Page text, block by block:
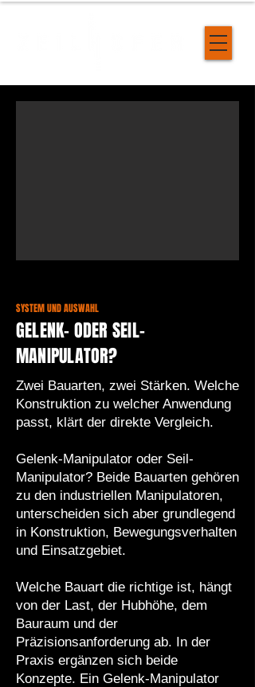
SYSTEM UND AUSWAHL
GELENK- ODER SEIL-
MANIPULATOR?
Zwei Bauarten, zwei Stärken. Welche
Konstruktion zu welcher Anwendung
passt, klärt der direkte Vergleich.
​Gelenk-Manipulator oder Seil-
Manipulator? Beide Bauarten gehören
zu den industriellen Manipulatoren,
unterscheiden sich aber grundlegend
in Konstruktion, Bewegungsverhalten
und Einsatzgebiet.
Welche Bauart die richtige ist, hängt
von der Last, der Hubhöhe, dem
Bauraum und der
Präzisionsanforderung ab. In der
Praxis ergänzen sich beide
Konzepte. Ein Gelenk-Manipulator